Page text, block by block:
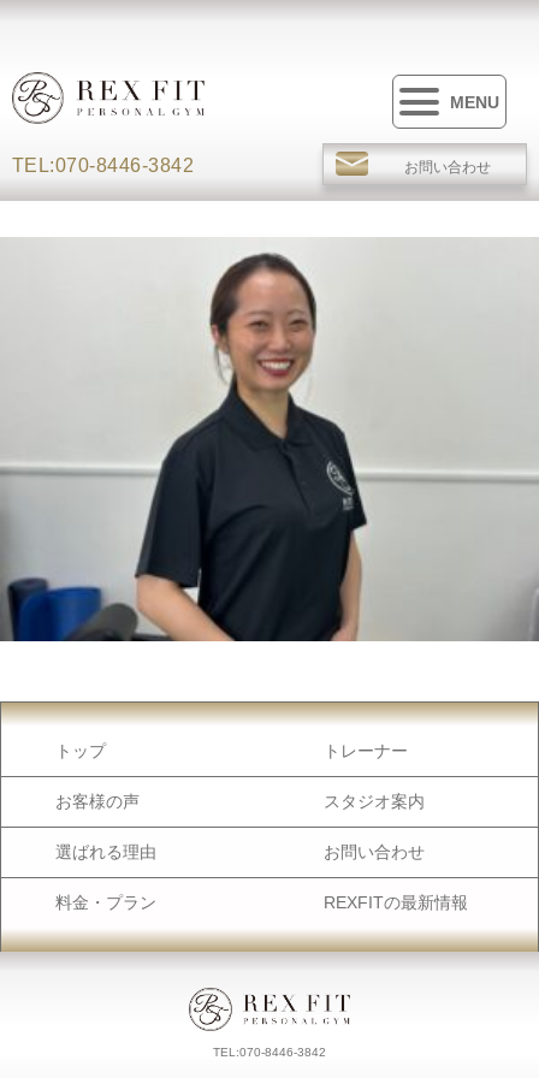
MENU
TEL:070-8446-3842 お問い合わせ
トップ トレーナー
お客様の声 スタジオ案内
選ばれる理由 お問い合わせ
料金・プラン REXFITの最新情報
TEL:070-8446-3842